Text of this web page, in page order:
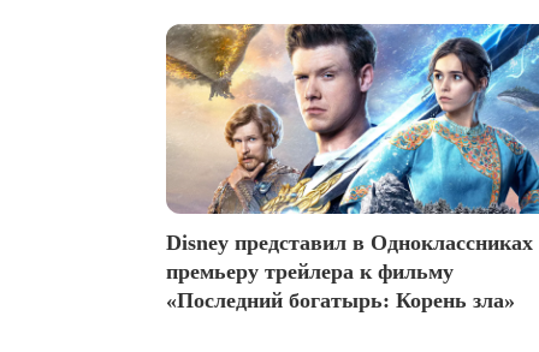
Disney представил в Одноклассниках
премьеру трейлера к фильму
«Последний богатырь: Корень зла»